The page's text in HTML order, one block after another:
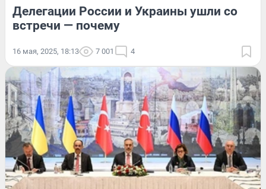
Делегации России и Украины ушли со
встречи — почему
16 мая, 2025, 18:13 7 001 4